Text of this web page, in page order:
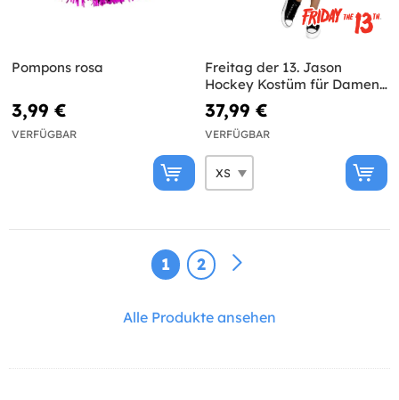
Pompons rosa
3,99 €
VERFÜGBAR
Freitag der 13. Jason
Hockey Kostüm für Damen
mit Machete
37,99 €
VERFÜGBAR
1 2
Alle Produkte ansehen